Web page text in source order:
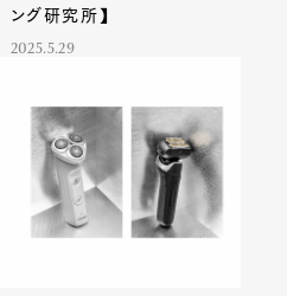
ング研究所】
2025.5.29